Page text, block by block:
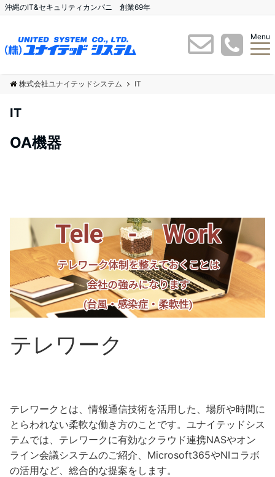
沖縄のIT&セキュリティカンパニ 創業69年
Menu
株式会社ユナイテッドシステム IT
IT
OA機器
テレワーク
テレワークとは、情報通信技術を活用した、場所や時間に
とらわれない柔軟な働き方のことです。ユナイテッドシス
テムでは、テレワークに有効なクラウド連携NASやオン
ライン会議システムのご紹介、Microsoft365やNIコラボ
の活用など、総合的な提案をします。